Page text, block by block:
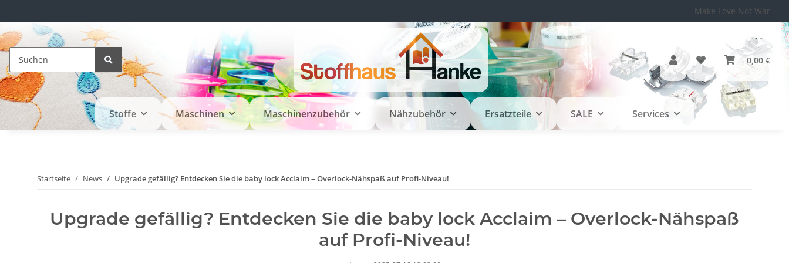
Make Love Not War
0,00 €
Stoffe Maschinen Maschinenzubehör Nähzubehör Ersatzteile SALE Services
Startseite News Upgrade gefällig? Entdecken Sie die baby lock Acclaim – Overlock-Nähspaß auf Profi-Niveau!
Upgrade gefällig? Entdecken Sie die baby lock Acclaim – Overlock-Nähspaß
auf Profi-Niveau!